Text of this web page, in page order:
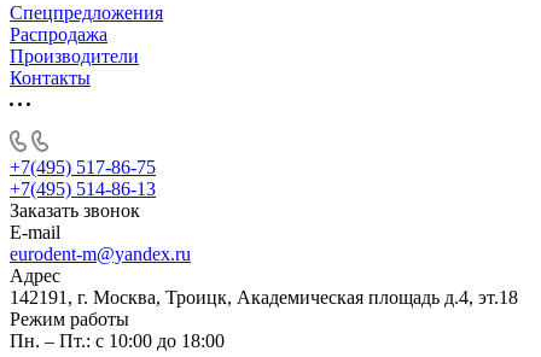
Спецпредложения
Распродажа
Производители
Контакты
+7(495) 517-86-75
+7(495) 514-86-13
Заказать звонок
E-mail
eurodent-m@yandex.ru
Адрес
142191, г. Москва, Троицк, Академическая площадь д.4, эт.18
Режим работы
Пн. – Пт.: с 10:00 до 18:00